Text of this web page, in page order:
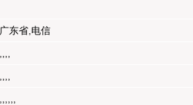
广东省,电信